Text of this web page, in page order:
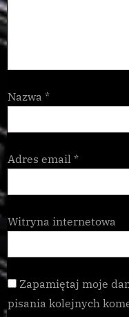
Nazwa *
Adres email *
Witryna internetowa
Zapamiętaj moje
pisania kolejnych